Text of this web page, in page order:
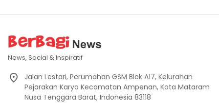
News, Social & Inspiratif
Jalan Lestari, Perumahan GSM Blok A17, Kelurahan
Pejarakan Karya Kecamatan Ampenan, Kota Mataram
Nusa Tenggara Barat, Indonesia 83118